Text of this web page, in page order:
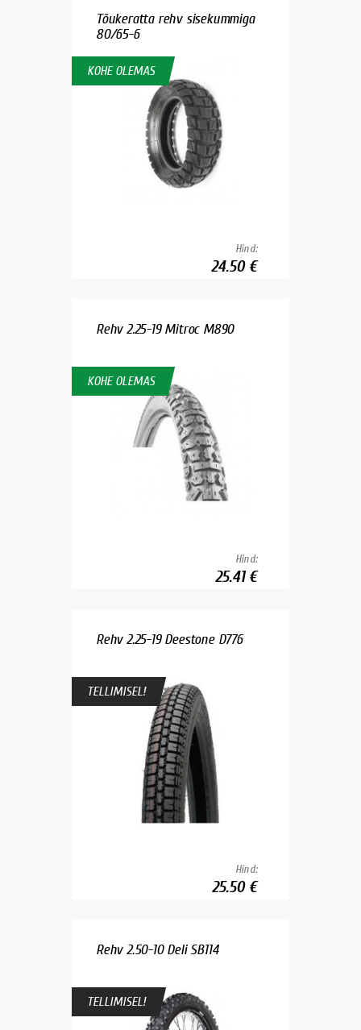
Tõukeratta rehv sisekummiga
80/65-6
KOHE OLEMAS
Hind:
24.50 €
Rehv 2.25-19 Mitroc M890
KOHE OLEMAS
Hind:
25.41 €
Rehv 2.25-19 Deestone D776
TELLIMISEL!
Hind:
25.50 €
Rehv 2.50-10 Deli SB114
TELLIMISEL!